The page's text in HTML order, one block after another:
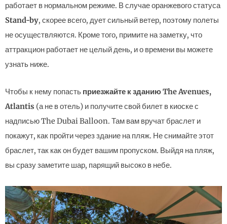
работает в нормальном режиме. В случае оранжевого статуса
Stand-by, скорее всего, дует сильный ветер, поэтому полеты
не осуществляются. Кроме того, примите на заметку, что
аттракцион работает не целый день, и о времени вы можете
узнать ниже.
Чтобы к нему попасть приезжайте к зданию The Avenues,
Atlantis (а не в отель) и получите свой билет в киоске с
надписью The Dubai Balloon. Там вам вручат браслет и
покажут, как пройти через здание на пляж. Не снимайте этот
браслет, так как он будет вашим пропуском. Выйдя на пляж,
вы сразу заметите шар, парящий высоко в небе.